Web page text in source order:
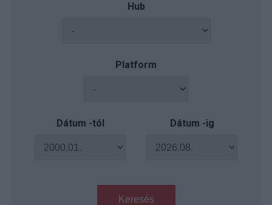
Hub
Platform
Dátum -tól Dátum -ig
Keresés